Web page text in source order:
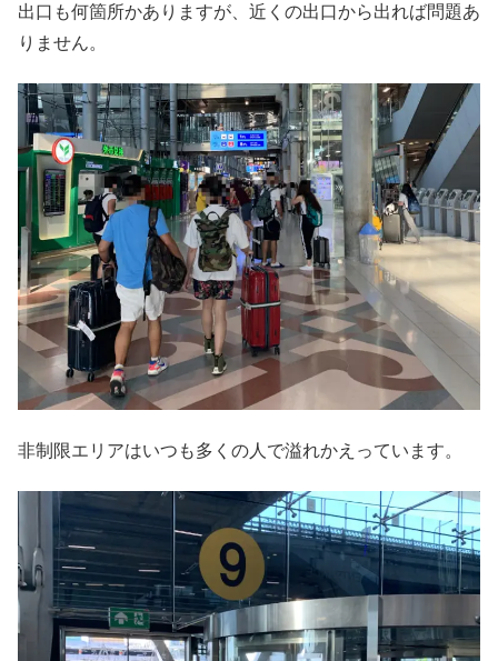
出口も何箇所かありますが、近くの出口から出れば問題あ
りません。
非制限エリアはいつも多くの人で溢れかえっています。